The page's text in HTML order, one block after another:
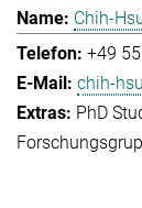
Chih-
+49
chih-
PhD